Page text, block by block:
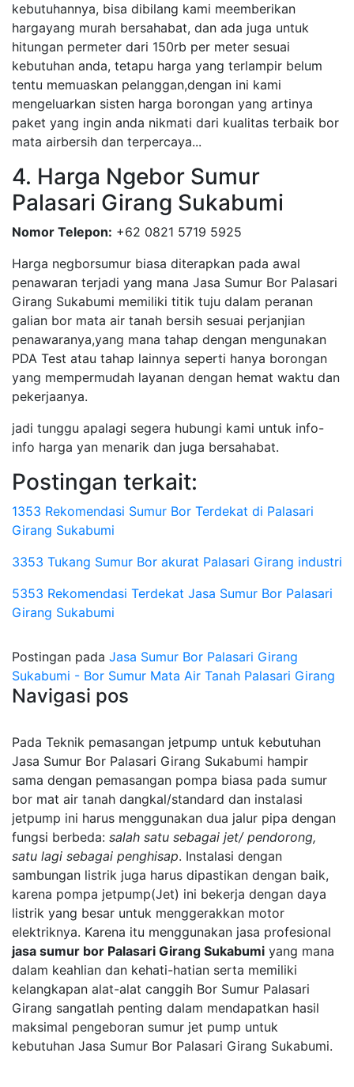
kebutuhannya, bisa dibilang kami meemberikan
hargayang murah bersahabat, dan ada juga untuk
hitungan permeter dari 150rb per meter sesuai
kebutuhan anda, tetapu harga yang terlampir belum
tentu memuaskan pelanggan,dengan ini kami
mengeluarkan sisten harga borongan yang artinya
paket yang ingin anda nikmati dari kualitas terbaik bor
mata airbersih dan terpercaya...
4. Harga Ngebor Sumur
Palasari Girang Sukabumi
Nomor Telepon: +62 0821 5719 5925
Harga negborsumur biasa diterapkan pada awal
penawaran terjadi yang mana Jasa Sumur Bor Palasari
Girang Sukabumi memiliki titik tuju dalam peranan
galian bor mata air tanah bersih sesuai perjanjian
penawaranya,yang mana tahap dengan mengunakan
PDA Test atau tahap lainnya seperti hanya borongan
yang mempermudah layanan dengan hemat waktu dan
pekerjaanya.
jadi tunggu apalagi segera hubungi kami untuk info-
info harga yan menarik dan juga bersahabat.
Postingan terkait:
1353 Rekomendasi Sumur Bor Terdekat di Palasari
Girang Sukabumi
3353 Tukang Sumur Bor akurat Palasari Girang industri
5353 Rekomendasi Terdekat Jasa Sumur Bor Palasari
Girang Sukabumi
Postingan pada Jasa Sumur Bor Palasari Girang
Sukabumi - Bor Sumur Mata Air Tanah Palasari Girang
Navigasi pos
Pada Teknik pemasangan jetpump untuk kebutuhan
Jasa Sumur Bor Palasari Girang Sukabumi hampir
sama dengan pemasangan pompa biasa pada sumur
bor mat air tanah dangkal/standard dan instalasi
jetpump ini harus menggunakan dua jalur pipa dengan
fungsi berbeda: salah satu sebagai jet/ pendorong,
satu lagi sebagai penghisap. Instalasi dengan
sambungan listrik juga harus dipastikan dengan baik,
karena pompa jetpump(Jet) ini bekerja dengan daya
listrik yang besar untuk menggerakkan motor
elektriknya. Karena itu menggunakan jasa profesional
jasa sumur bor Palasari Girang Sukabumi yang mana
dalam keahlian dan kehati-hatian serta memiliki
kelangkapan alat-alat canggih Bor Sumur Palasari
Girang sangatlah penting dalam mendapatkan hasil
maksimal pengeboran sumur jet pump untuk
kebutuhan Jasa Sumur Bor Palasari Girang Sukabumi.